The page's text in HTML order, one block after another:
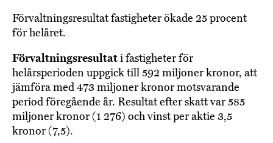
Förvaltningsresultat fastigheter ökade 25 procent
för helåret.
Förvaltningsresultati fastigheter för
helårsperioden uppgick till 592 miljoner kronor, att
jämföra med 473 miljoner kronor motsvarande
period föregående år. Resultat efter skatt var 585
miljoner kronor (1 276) och vinst per aktie 3,5
kronor (7,5).